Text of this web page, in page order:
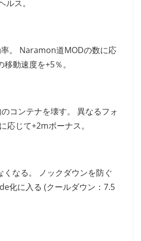
ス。
。 Naramon道MODの数に応
動速度を+5％。
コンテナを壊す。 異なるフォ
応じて+2mボーナス。
くなる。 ノックダウンを防ぐ
化に入る (クールダウン：7.5